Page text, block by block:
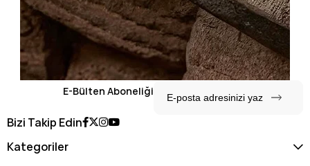
E-Bülten Aboneliği
Bizi Takip Edin
Kategoriler